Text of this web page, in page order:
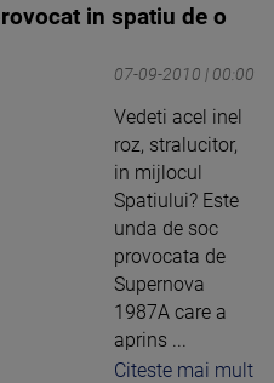
in spatiu de o
07-09-2010 | 00:00
Vedeti acel inel
roz, stralucitor,
in mijlocul
Spatiului? Este
unda de soc
provocata de
Supernova
1987A care a
aprins ...
Citeste mai mult